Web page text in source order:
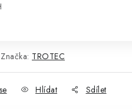
Značka: TROTEC
Hlídat Sdílet